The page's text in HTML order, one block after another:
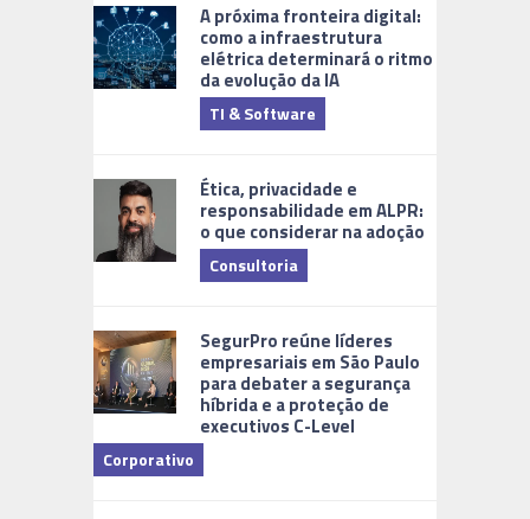
A próxima fronteira digital:
como a infraestrutura
elétrica determinará o ritmo
da evolução da IA
TI & Software
Ética, privacidade e
responsabilidade em ALPR:
o que considerar na adoção
Consultoria
SegurPro reúne líderes
empresariais em São Paulo
para debater a segurança
híbrida e a proteção de
executivos C-Level
Corporativo